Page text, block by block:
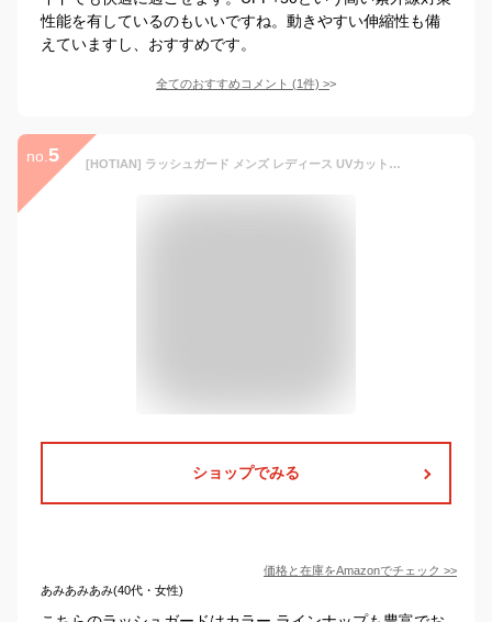
性能を有しているのもいいですね。動きやすい伸縮性も備
えていますし、おすすめです。
全てのおすすめコメント (1件) >
no. 5 [HOTIAN] ラッシュガード メンズ レディース UVカットパーカー 接触冷感 夏 ラッシュパーカー 長袖 フード付き UPF50+ 日焼け対策ウェア アウター 軽量 通気性 体型カバー（M・レディース用 ブラック）
ショップでみる
価格と在庫をAmazonでチェック >>
あみあみあみ(40代・女性)